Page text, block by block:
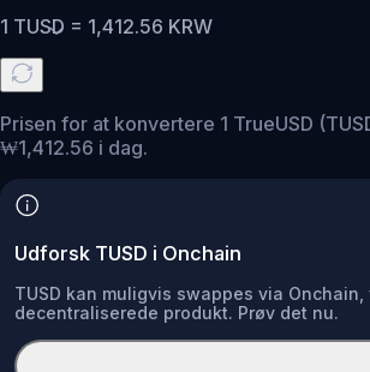
1 TUSD = 1,412.56 KRW
Prisen for at konvertere 1 TrueUSD
₩1,412.56 i dag.
Udforsk TUSD i Onchain
TUSD kan muligvis swappes via
decentraliserede produkt. Prøv det nu.